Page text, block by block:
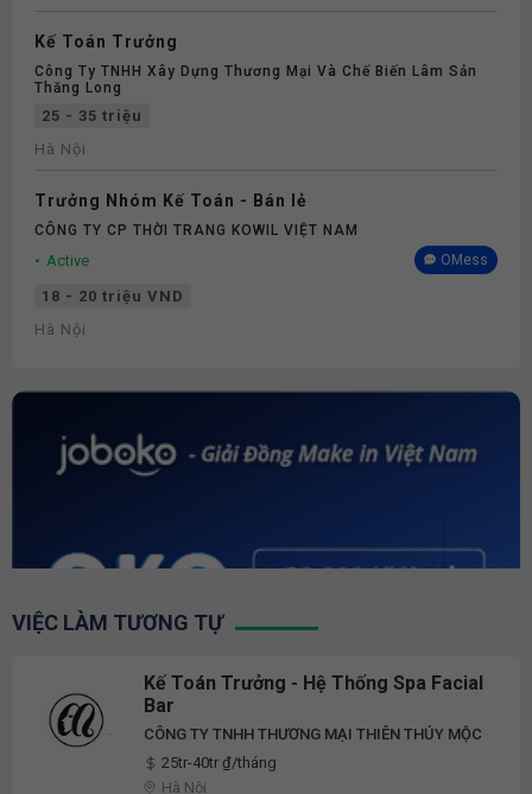
Kế Toán Trưởng
Công Ty TNHH Xây Dựng Thương Mại Và Chế Biến Lâm Sản
Thăng Long
25 - 35 triệu
Hà Nội
Trưởng Nhóm Kế Toán - Bán lẻ
CÔNG TY CP THỜI TRANG KOWIL VIỆT NAM
Active OMess
18 - 20 triệu VND
Hà Nội
VIỆC LÀM TƯƠNG TỰ
Kế Toán Trưởng - Hệ Thống Spa Facial
Bar
CÔNG TY TNHH THƯƠNG MẠI THIÊN THỦY MỘC
25tr-40tr ₫/tháng
Hà Nội